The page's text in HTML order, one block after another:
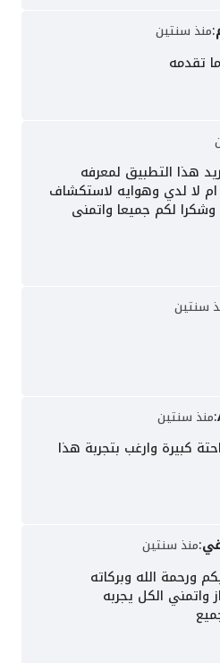
:منذ سنتين
تقدمه
هذا التطبيق لمعرفه
لا لدي وهوايه لاستكشاف
وشكرا لكم جميعا واتمنى
سنتين
:منذ سنتين
كبيرة وارغب بتجربة هذا
:منذ سنتين
ورحمة الله وبركاته
واتمني الكل يجربه